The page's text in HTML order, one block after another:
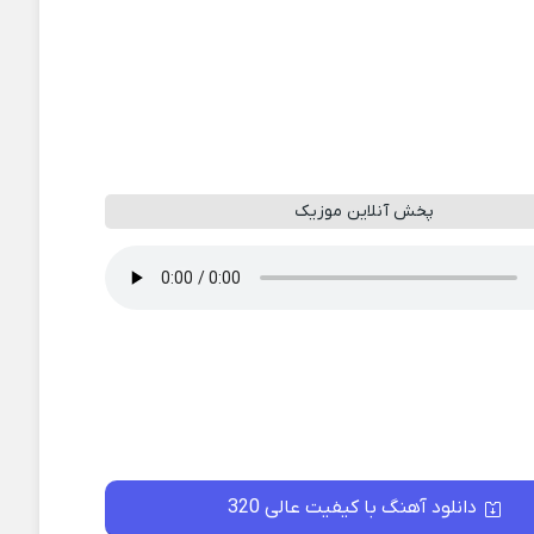
پخش آنلاین موزیک
دانلود آهنگ با کیفیت عالی 320